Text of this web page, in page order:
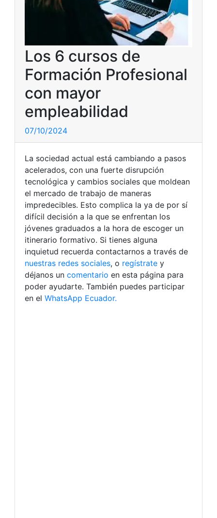
Los 6 cursos de
Formación Profesional
con mayor
empleabilidad
07/10/2024
La sociedad actual está cambiando a pasos
acelerados, con una fuerte disrupción
tecnológica y cambios sociales que moldean
el mercado de trabajo de maneras
impredecibles. Esto complica la ya de por sí
difícil decisión a la que se enfrentan los
jóvenes graduados a la hora de escoger un
itinerario formativo. Si tienes alguna
inquietud recuerda contactarnos a través de
nuestras redes sociales, o regístrate y
déjanos un comentario en esta página para
poder ayudarte. También puedes participar
en el WhatsApp Ecuador.